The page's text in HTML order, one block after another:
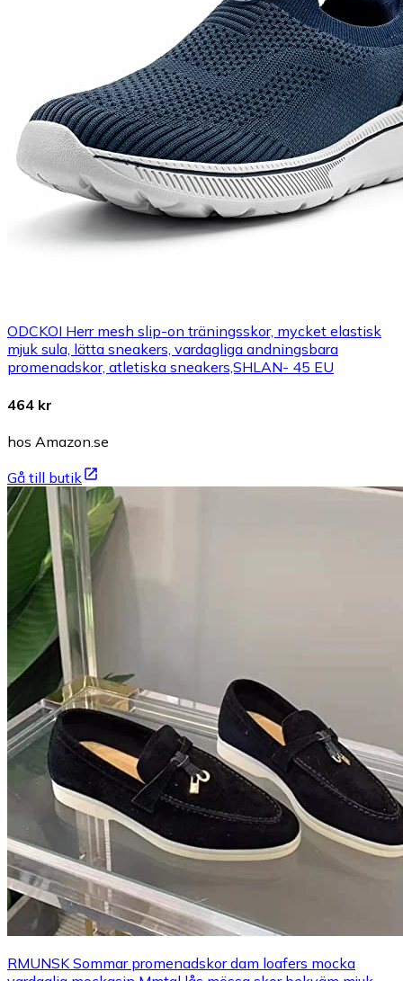
ODCKOI Herr mesh slip-on träningsskor, mycket elastisk
mjuk sula, lätta sneakers, vardagliga andningsbara
promenadskor, atletiska sneakers,SHLAN- 45 EU
464 kr
hos Amazon.se
Gå till butik
RMUNSK Sommar promenadskor dam loafers mocka